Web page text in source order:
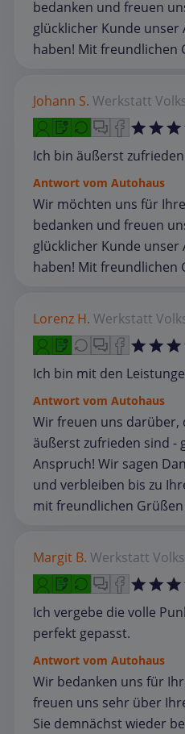
bedanken und freuen
glücklicher Kunde unser
haben! Mit freundlichen
Johann S. Werkstatt
Ich bin äußerst
Antwort vom Autohaus
Wir möchten uns für
bedanken und freuen
glücklicher Kunde unser
haben! Mit freundlichen
Lorenz H. Werkstatt
Ich bin mit den
Antwort vom Autohaus
Wir freuen uns darüber,
äußerst zufrieden sind -
Anspruch! Wir sagen
und verbleiben bis zu
mit freundlichen Grüßen
Margit B. Werkstatt
Ich vergebe die volle
perfekt gepasst.
Antwort vom Autohaus
Wir bedanken uns für
freuen uns sehr über
Sie demnächst wieder